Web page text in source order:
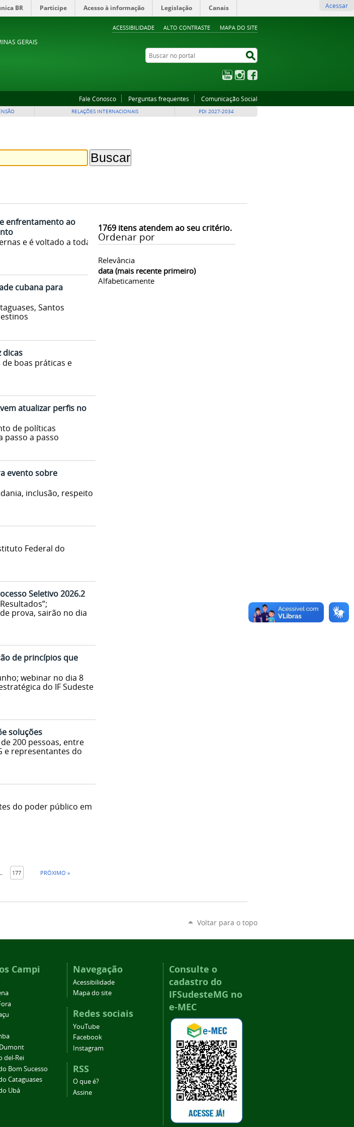
ACESSIBILIDADE ALTO CONTRASTE MAPA DO SITE
BR Participe Acesso à informação Legislação Canais Acessar
GERAIS
Buscar no portal
YouTubeInstagram
Fale Conosco Perguntas frequentes Comunicação Social
RELAÇÕES INTERNACIONAIS PDI 2027-2034
1769itens atendem ao seu critério.
Ordenar por
Relevância
data (mais recente primeiro)
Alfabeticamente
enfrentamento ao
e é voltado a toda
cubana para
Santos
dicas
boas práticas e
atualizar perfis no
de políticas
passo a passo
evento sobre
inclusão, respeito
Federal do
Seletivo 2026.2
prova, sairão no dia
de princípios que
webinar no dia 8
do IF Sudeste
soluções
200 pessoas, entre
e representantes do
do poder público em
177 PRÓXIMO »
Voltar para o topo
Campi
del-Rei
Bom Sucesso
Cataguases
Ubá
Navegação
Acessibilidade
Mapa do site
Redes sociais
YouTube
Facebook
Instagram
RSS
O que é?
Assine
Consulte o
cadastro do
IFSudesteMG no
e-MEC